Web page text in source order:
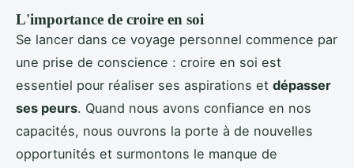
L'importance de croire en soi
Se lancer dans ce voyage personnel commence par
une prise de conscience : croire en soi est
essentiel pour réaliser ses aspirations et dépasser
ses peurs. Quand nous avons confiance en nos
capacités, nous ouvrons la porte à de nouvelles
opportunités et surmontons le manque de